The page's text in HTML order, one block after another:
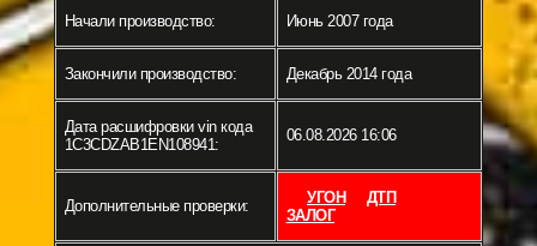
Начали производство: Июнь 2007 года
Закончили производство: Декабрь 2014 года
Дата расшифровки vin кода
1C3CDZAB1EN108941:
06.08.2026 16:06
Дополнительные проверки: УГОН
ДТП
ЗАЛОГ